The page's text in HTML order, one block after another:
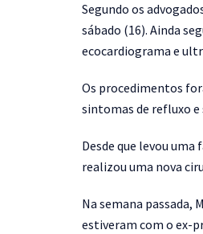
Segundo os
sábado (16). Ainda
ecocardiograma e
Os procedimentos
sintomas de refluxo e
Desde que levou
realizou uma nova
Na semana passada,
estiveram com o ex-